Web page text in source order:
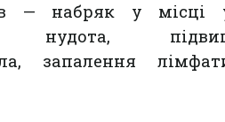
— набряк у місці
нудота,
запалення